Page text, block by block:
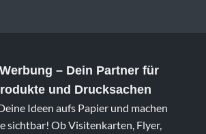
– Dein Partner für
und Drucksachen
Ideen aufs Papier und machen
sichtbar! Ob Visitenkarten, Flyer,